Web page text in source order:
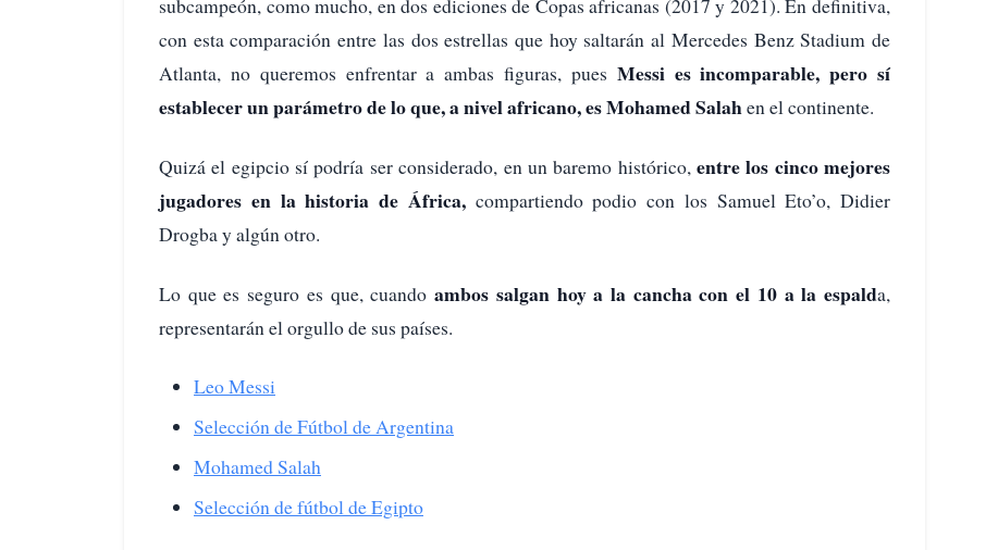
con esta comparación entre las dos estrellas que hoy saltarán al Mercedes Benz Stadium de
Atlanta, no queremos enfrentar a ambas figuras, pues Messi es incomparable, pero sí
establecer un parámetro de lo que, a nivel africano, es Mohamed Salahen el continente.
Quizá el egipcio sí podría ser considerado, en un baremo histórico,entre los cinco mejores
jugadores en la historia de África,compartiendo podio con los Samuel Eto’o, Didier
Drogba y algún otro.
Lo que es seguro es que, cuando ambos salgan hoy a la cancha con el 10 a la espalda,
representarán el orgullo de sus países.
Leo Messi
Selección de Fútbol de Argentina
Mohamed Salah
Selección de fútbol de Egipto